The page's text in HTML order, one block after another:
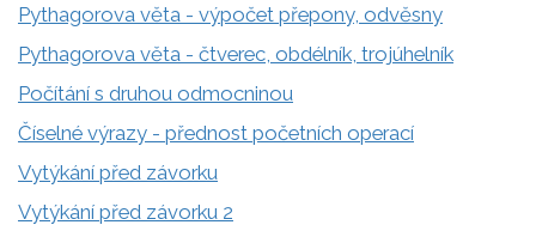
Pythagorova věta - výpočet přepony, odvěsny
Pythagorova věta - čtverec, obdélník, trojúhelník
Počítání s druhou odmocninou
Číselné výrazy - přednost početních operací
Vytýkání před závorku
Vytýkání před závorku 2